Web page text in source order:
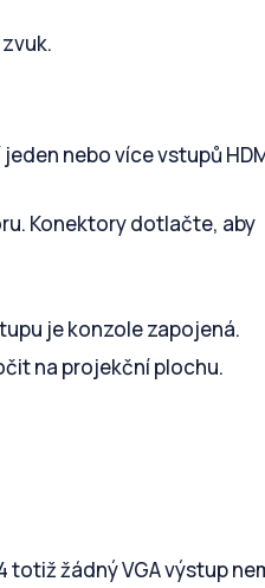
nebo více vstupů
Konektory dotlačte, aby
je konzole zapojená.
na projekční plochu.
totiž žádný VGA výstup